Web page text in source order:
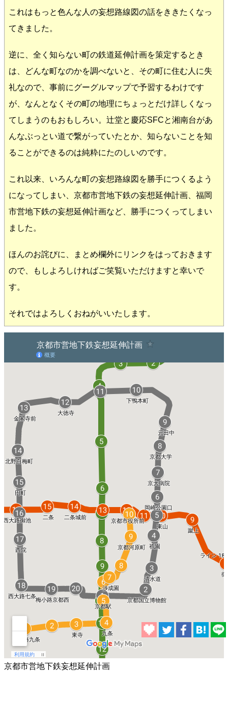
これはもっと色んな人の妄想路線図の話をききたくなっ
てきました。
逆に、全く知らない町の鉄道延伸計画を策定するとき
は、どんな町なのかを調べないと、その町に住む人に失
礼なので、事前にグーグルマップで予習するわけです
が、なんとなくその町の地理にちょっとだけ詳しくなっ
てしまうのもおもしろい。辻堂と慶応SFCと湘南台があ
んなぶっとい道で繋がっていたとか、知らないことを知
ることができるのは純粋にたのしいのです。
これ以来、いろんな町の妄想路線図を勝手につくるよう
になってしまい、京都市営地下鉄の妄想延伸計画、福岡
市営地下鉄の妄想延伸計画など、勝手につくってしまい
ました。
ほんのお詫びに、まとめ欄外にリンクをはっておきます
ので、もしよろしければご笑覧いただけますと幸いで
す。
それではよろしくおねがいいたします。
京都市営地下鉄妄想延伸計画